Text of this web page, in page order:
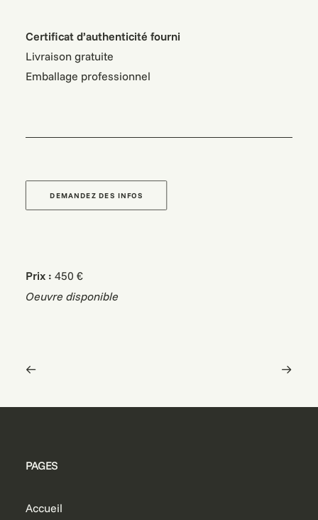
Certificat d’authenticité fourni
Livraison gratuite
Emballage professionnel
DEMANDEZ DES INFOS
Prix : 450 €
Oeuvre disponible
PAGES
Accueil